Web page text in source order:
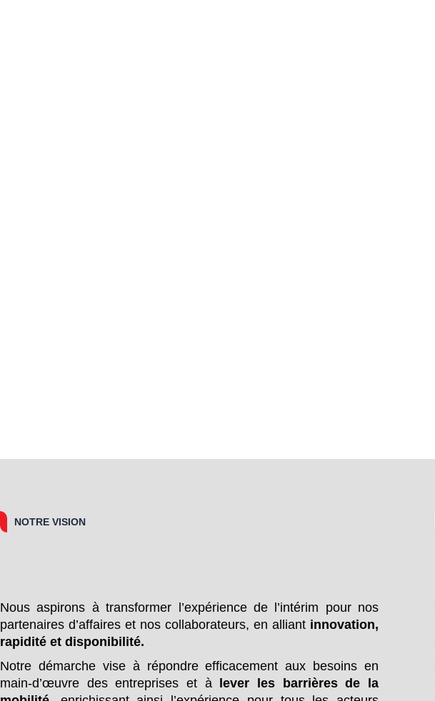
NOTRE VISION
Nous aspirons à transformer l’expérience de l’intérim pour nos
partenaires d’affaires et nos collaborateurs, en alliant innovation,
rapidité et disponibilité.
Notre démarche vise à répondre efficacement aux besoins en
main-d’œuvre des entreprises et à
lever les barrières de la